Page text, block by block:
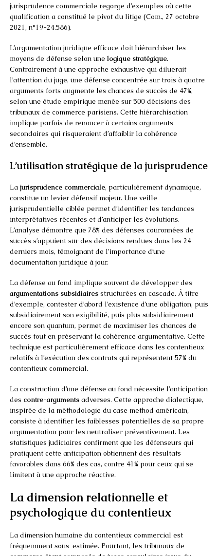
jurisprudence commerciale regorge d’exemples où cette
qualification a constitué le pivot du litige (Com., 27 octobre
2021, n°19-24.586).
L’argumentation juridique efficace doit hiérarchiser les
moyens de défense selon une logique stratégique.
Contrairement à une approche exhaustive qui diluerait
l’attention du juge, une défense concentrée sur trois à quatre
arguments forts augmente les chances de succès de 47%,
selon une étude empirique menée sur 500 décisions des
tribunaux de commerce parisiens. Cette hiérarchisation
implique parfois de renoncer à certains arguments
secondaires qui risqueraient d’affaiblir la cohérence
d’ensemble.
L’utilisation stratégique de la jurisprudence
La jurisprudence commerciale, particulièrement dynamique,
constitue un levier défensif majeur. Une veille
jurisprudentielle ciblée permet d’identifier les tendances
interprétatives récentes et d’anticiper les évolutions.
L’analyse démontre que 78% des défenses couronnées de
succès s’appuient sur des décisions rendues dans les 24
derniers mois, témoignant de l’importance d’une
documentation juridique à jour.
La défense au fond implique souvent de développer des
argumentations subsidiaires structurées en cascade. À titre
d’exemple, contester d’abord l’existence d’une obligation, puis
subsidiairement son exigibilité, puis plus subsidiairement
encore son quantum, permet de maximiser les chances de
succès tout en préservant la cohérence argumentative. Cette
technique est particulièrement efficace dans les contentieux
relatifs à l’exécution des contrats qui représentent 57% du
contentieux commercial.
La construction d’une défense au fond nécessite l’anticipation
des contre-arguments adverses. Cette approche dialectique,
inspirée de la méthodologie du case method américain,
consiste à identifier les faiblesses potentielles de sa propre
argumentation pour les neutraliser préventivement. Les
statistiques judiciaires confirment que les défenseurs qui
pratiquent cette anticipation obtiennent des résultats
favorables dans 66% des cas, contre 41% pour ceux qui se
limitent à une approche réactive.
La dimension relationnelle et
psychologique du contentieux
La dimension humaine du contentieux commercial est
fréquemment sous-estimée. Pourtant, les tribunaux de